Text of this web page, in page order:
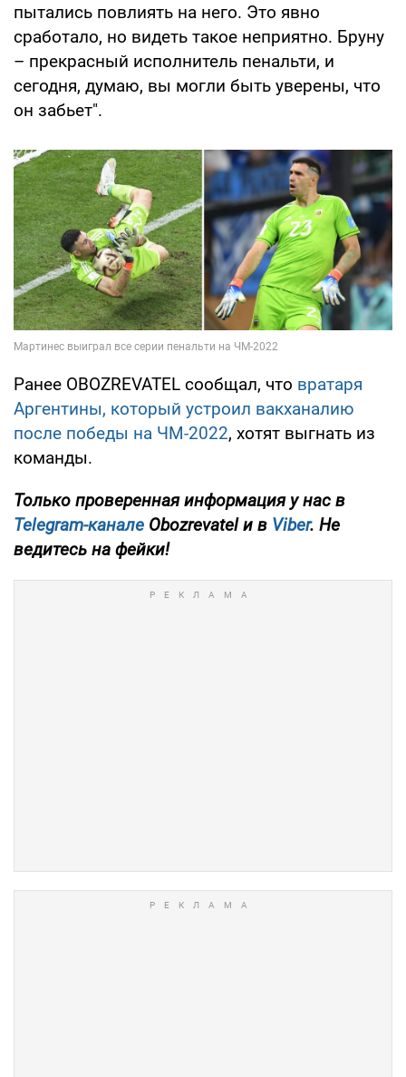
пытались повлиять на него. Это явно
сработало, но видеть такое неприятно. Бруну
– прекрасный исполнитель пенальти, и
сегодня, думаю, вы могли быть уверены, что
он забьет".
Ранее OBOZREVATEL сообщал, что вратаря
Аргентины, который устроил вакханалию
после победы на ЧМ-2022, хотят выгнать из
команды.
Только проверенная информация у нас в
Telegram-канале Obozrevatel и в Viber. Не
ведитесь на фейки!